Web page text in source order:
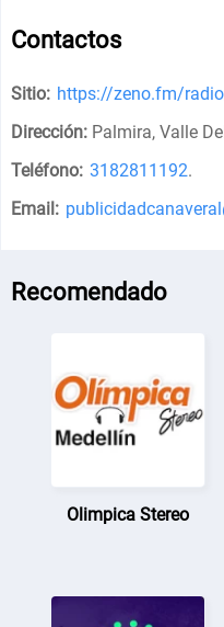
Contactos
Sitio: https://zeno.fm/
Dirección: Palmira, Valle
Teléfono: 3182811192.
Email:
Recomendado
Olimpica Stereo